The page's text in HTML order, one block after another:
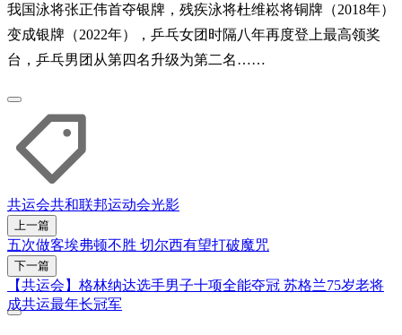
我国泳将张正伟首夺银牌，残疾泳将杜维崧将铜牌（2018年）
变成银牌（2022年），乒乓女团时隔八年再度登上最高领奖
台，乒乓男团从第四名升级为第二名……
共运会共和联邦运动会光影
上一篇
五次做客埃弗顿不胜 切尔西有望打破魔咒
下一篇
【共运会】格林纳达选手男子十项全能夺冠 苏格兰75岁老将
成共运最年长冠军